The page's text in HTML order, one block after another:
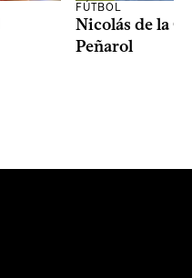
FÚTBOL
Nicolás de la
Peñarol